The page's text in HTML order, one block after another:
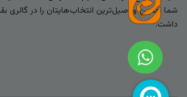
شما بهترین و اصیل‌ترین انتخاب‌هایتان را در گالری
داشت.